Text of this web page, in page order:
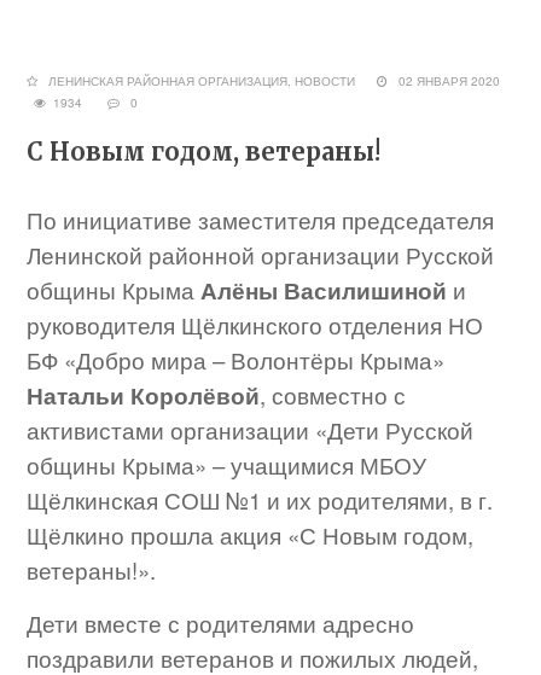
ЛЕНИНСКАЯ РАЙОННАЯ ОРГАНИЗАЦИЯ, НОВОСТИ
02 ЯНВАРЯ 2020
1934
0
С Новым годом, ветераны!
По инициативе заместителя председателя
Ленинской районной организации Русской
общины Крыма Алёны Василишиной и
руководителя Щёлкинского отделения НО
БФ «Добро мира – Волонтёры Крыма»
Натальи Королёвой, совместно с
активистами организации «Дети Русской
общины Крыма» – учащимися МБОУ
Щёлкинская СОШ №1 и их родителями, в г.
Щёлкино прошла акция «С Новым годом,
ветераны!».
Дети вместе с родителями адресно
поздравили ветеранов и пожилых людей,